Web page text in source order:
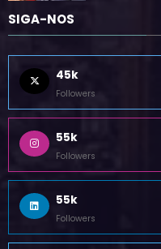
SIGA-NOS
45k
Followers
55k
Followers
55k
Followers